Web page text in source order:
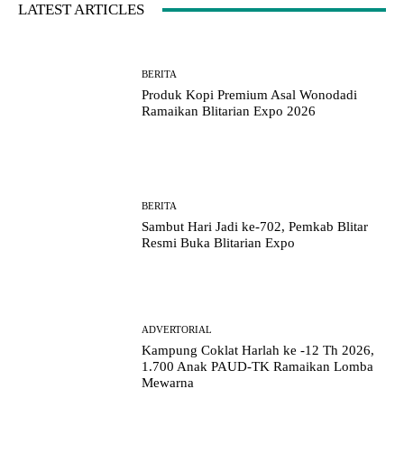
LATEST ARTICLES
BERITA
Produk Kopi Premium Asal Wonodadi
Ramaikan Blitarian Expo 2026
BERITA
Sambut Hari Jadi ke-702, Pemkab Blitar
Resmi Buka Blitarian Expo
ADVERTORIAL
Kampung Coklat Harlah ke -12 Th 2026,
1.700 Anak PAUD-TK Ramaikan Lomba
Mewarna